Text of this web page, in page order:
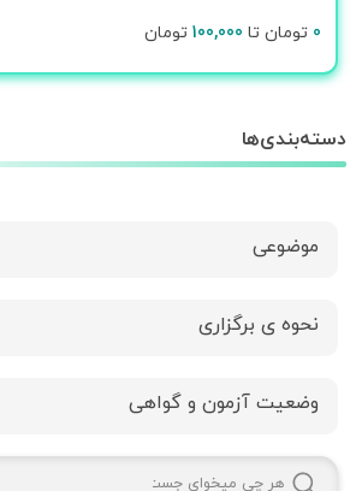
0 تومان تا 100,000 تومان
دسته‌بندی‌ها
موضوعی
نحوه ی برگزاری
وضعیت آزمون و گواهی